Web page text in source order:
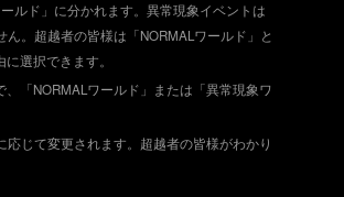
ルド」に分かれます。異常現象イベントは
。超越者の皆様は「NORMALワールド」と
選択できます。
「NORMALワールド」または「異常現象ワ
じて変更されます。超越者の皆様がわかり